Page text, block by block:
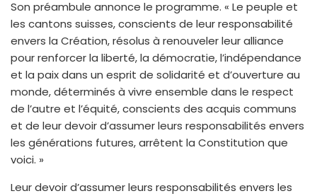
Son préambule annonce le programme. « Le peuple et
les cantons suisses, conscients de leur responsabilité
envers la Création, résolus à renouveler leur alliance
pour renforcer la liberté, la démocratie, l’indépendance
et la paix dans un esprit de solidarité et d’ouverture au
monde, déterminés à vivre ensemble dans le respect
de l’autre et l’équité, conscients des acquis communs
et de leur devoir d’assumer leurs responsabilités envers
les générations futures, arrêtent la Constitution que
voici. »
Leur devoir d’assumer leurs responsabilités envers les